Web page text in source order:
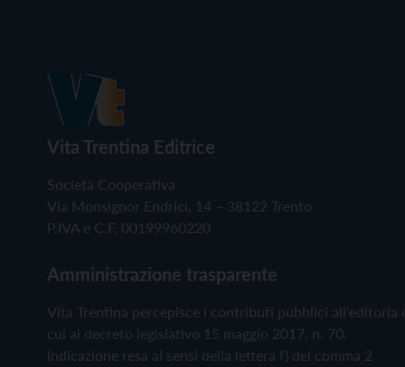
Vita Trentina Editrice
Società Cooperativa
Via Monsignor Endrici, 14 – 38122 Trento
P.IVA e C.F. 00199960220
Amministrazione trasparente
Vita Trentina percepisce i contributi pubblici all'editoria
cui al decreto legislativo 15 maggio 2017, n. 70.
Indicazione resa ai sensi della lettera f) del comma 2